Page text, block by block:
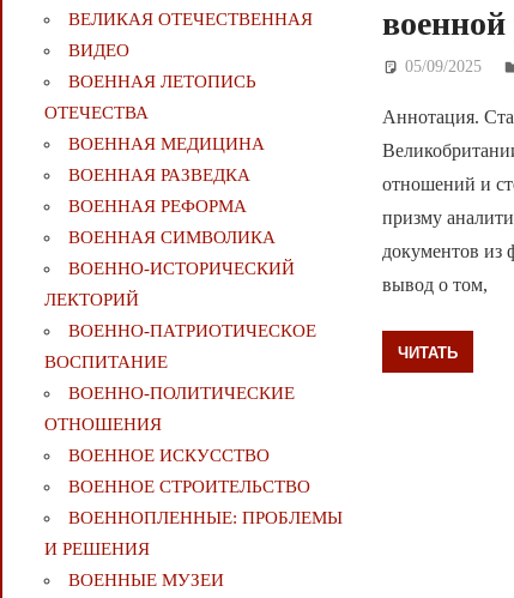
05/09/2025
Аннотация.
отношений и
призму
документов из
вывод о том,
ЧИТАТЬ
ВЕЛИКАЯ ОТЕЧЕСТВЕННАЯ
ВИДЕО
ВОЕННАЯ ЛЕТОПИСЬ
ОТЕЧЕСТВА
ВОЕННАЯ МЕДИЦИНА
ВОЕННАЯ РАЗВЕДКА
ВОЕННАЯ РЕФОРМА
ВОЕННАЯ СИМВОЛИКА
ВОЕННО-ИСТОРИЧЕСКИЙ
ЛЕКТОРИЙ
ВОЕННО-ПАТРИОТИЧЕСКОЕ
ВОСПИТАНИЕ
ВОЕННО-ПОЛИТИЧЕСКИE
ОТНОШЕНИЯ
ВОЕННОЕ ИСКУССТВО
ВОЕННОЕ СТРОИТЕЛЬСТВО
ВОЕННОПЛЕННЫЕ: ПРОБЛЕМЫ
И РЕШЕНИЯ
ВОЕННЫЕ МУЗЕИ